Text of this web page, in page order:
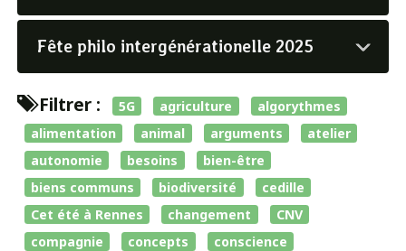
Fête philo intergénérationelle 2025
Filtrer : 5G agriculture
algorythmes
alimentation
animal arguments
atelier
autonomie
besoins
bien-être
biens communs
biodiversité
cedille
Cet été à Rennes
changement
CNV
compagnie
concepts
conscience